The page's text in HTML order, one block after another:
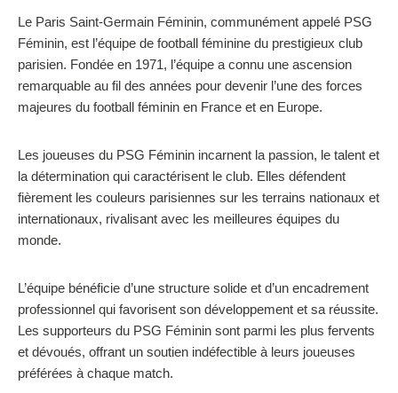
Le Paris Saint-Germain Féminin, communément appelé PSG
Féminin, est l’équipe de football féminine du prestigieux club
parisien. Fondée en 1971, l’équipe a connu une ascension
remarquable au fil des années pour devenir l’une des forces
majeures du football féminin en France et en Europe.
Les joueuses du PSG Féminin incarnent la passion, le talent et
la détermination qui caractérisent le club. Elles défendent
fièrement les couleurs parisiennes sur les terrains nationaux et
internationaux, rivalisant avec les meilleures équipes du
monde.
L’équipe bénéficie d’une structure solide et d’un encadrement
professionnel qui favorisent son développement et sa réussite.
Les supporteurs du PSG Féminin sont parmi les plus fervents
et dévoués, offrant un soutien indéfectible à leurs joueuses
préférées à chaque match.